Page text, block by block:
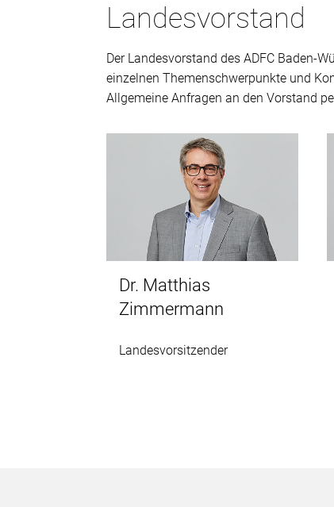
Landesvorstand
Der Landesvorstand des ADFC Baden-
einzelnen Themenschwerpunkte und
Allgemeine Anfragen an den Vorstand
Dr. Matthias
Zimmermann
Landesvorsitzender